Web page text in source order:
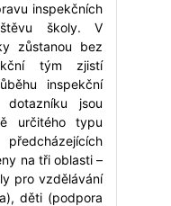
inspekčních
školy. V
zůstanou bez
tým zjistí
inspekční
jsou
určitého typu
na tři oblasti –
pro vzdělávání
děti (podpora